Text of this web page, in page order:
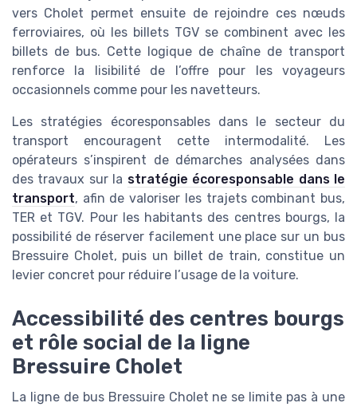
vers Cholet permet ensuite de rejoindre ces nœuds
ferroviaires, où les billets TGV se combinent avec les
billets de bus. Cette logique de chaîne de transport
renforce la lisibilité de l’offre pour les voyageurs
occasionnels comme pour les navetteurs.
Les stratégies écoresponsables dans le secteur du
transport encouragent cette intermodalité. Les
opérateurs s’inspirent de démarches analysées dans
des travaux sur la stratégie écoresponsable dans le
transport, afin de valoriser les trajets combinant bus,
TER et TGV. Pour les habitants des centres bourgs, la
possibilité de réserver facilement une place sur un bus
Bressuire Cholet, puis un billet de train, constitue un
levier concret pour réduire l’usage de la voiture.
Accessibilité des centres bourgs
et rôle social de la ligne
Bressuire Cholet
La ligne de bus Bressuire Cholet ne se limite pas à une